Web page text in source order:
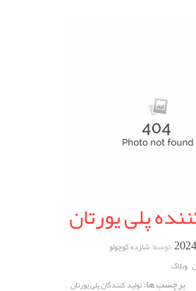
پلی یورتان
توسط:شازده کوچولو
,وبلاگ
برچسب ها:تولید کنندگان پلی یورتان ,